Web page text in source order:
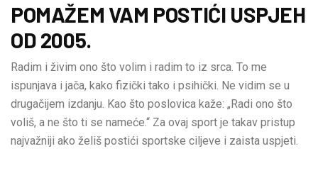
POMAŽEM VAM POSTIĆI USPJEH
OD 2005.
Radim i živim ono što volim i radim to iz srca. To me
ispunjava i jača, kako fizički tako i psihički. Ne vidim se u
drugačijem izdanju. Kao što poslovica kaže: „Radi ono što
voliš, a ne što ti se nameće.“ Za ovaj sport je takav pristup
najvažniji ako želiš postići sportske ciljeve i zaista uspjeti.